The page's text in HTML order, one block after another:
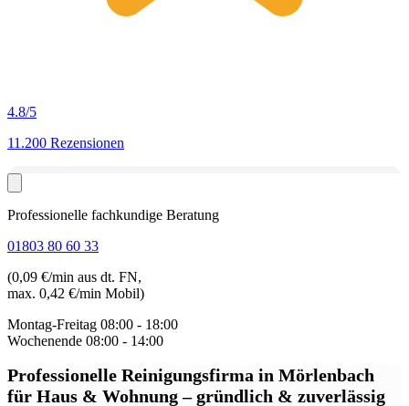
4.8/5
11.200 Rezensionen
Professionelle fachkundige Beratung
01803 80 60 33
(0,09 €/min aus dt. FN,
max. 0,42 €/min Mobil)
Montag-Freitag 08:00 - 18:00
Wochenende 08:00 - 14:00
Professionelle Reinigungsfirma in Mörlenbach
für Haus & Wohnung – gründlich & zuverlässig